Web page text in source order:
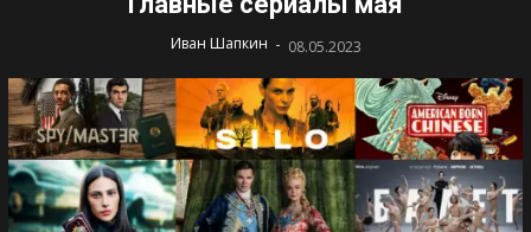
Иван Шапкин - 08.05.2023